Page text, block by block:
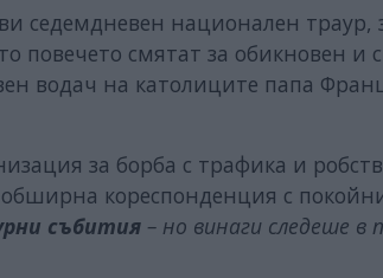
седемдневен национален траур,
повечето смятат за обикновен и
водач на католиците папа
за борба с трафика и
кореспонденция с
събития – но винаги следеше в